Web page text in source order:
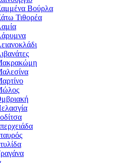
Βούρλα
Τιθορέα